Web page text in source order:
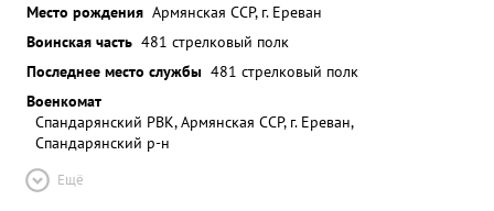
Место рождения Армянская ССР, г. Ереван
Воинская часть 481 стрелковый полк
Последнее место службы 481 стрелковый полк
Военкомат
Спандарянский РВК, Армянская ССР, г. Ереван,
Спандарянский р-н
Ещё